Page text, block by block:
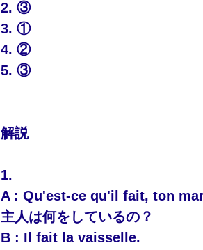
2. ③
3. ①
4. ②
5. ③
解説
1.
A : Qu'est-ce qu'il fait, ton
主人は何をしているの？
B : Il fait la vaisselle.